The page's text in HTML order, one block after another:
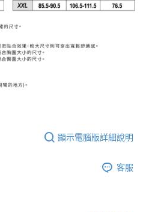
顯示電腦版詳細說明
客服